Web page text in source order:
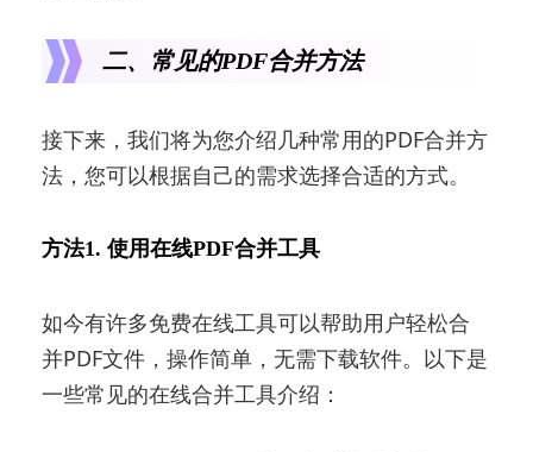
二、常见的PDF合并方法
接下来，我们将为您介绍几种常用的PDF合并方
法，您可以根据自己的需求选择合适的方式。
方法1. 使用在线PDF合并工具
如今有许多免费在线工具可以帮助用户轻松合
并PDF文件，操作简单，无需下载软件。以下是
一些常见的在线合并工具介绍：